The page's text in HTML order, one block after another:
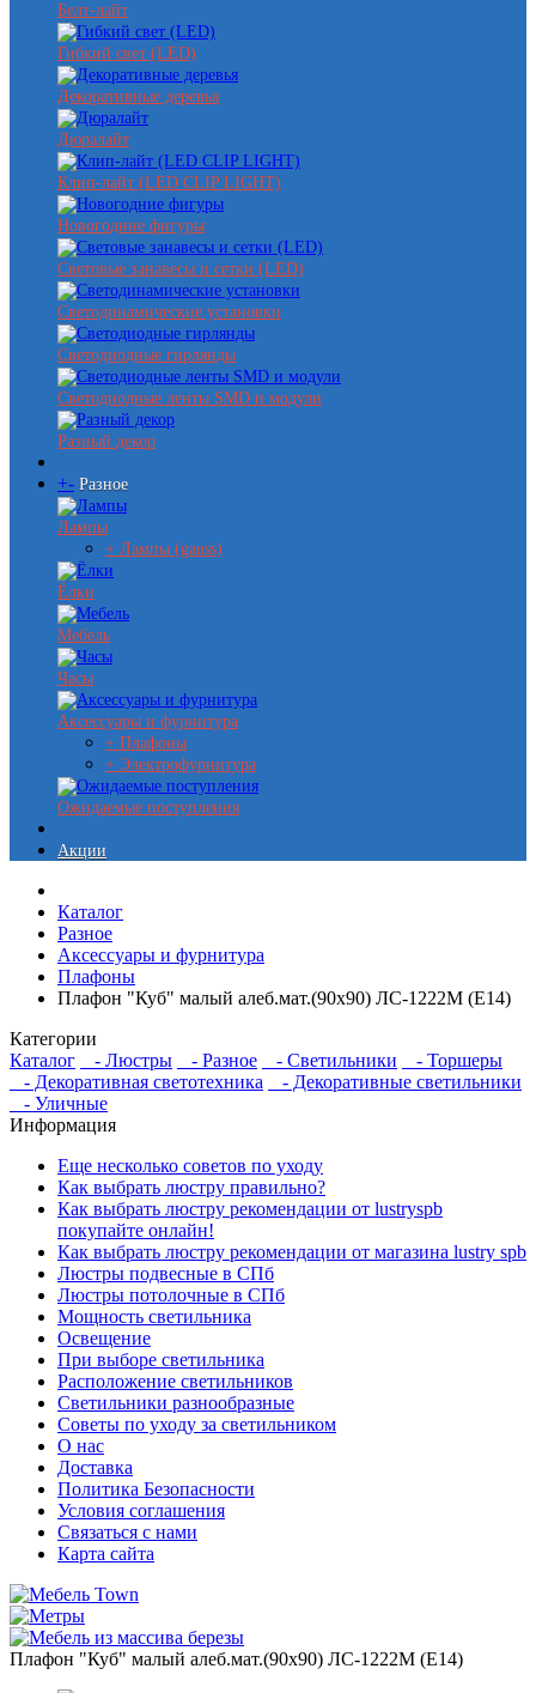
Белт-лайт
Гибкий свет (LED)
Декоративные деревья
Дюралайт
Клип-лайт (LED CLIP LIGHT)
Новогодние фигуры
Световые занавесы и сетки (LED)
Светодинамические установки
Светодиодные гирлянды
Светодиодные ленты SMD и модули
Разный декор
+- Разное
Лампы
+ Лампы (gauss)
Ёлки
Мебель
Часы
Аксессуары и фурнитура
+ Плафоны
+ Электрофурнитура
Ожидаемые поступления
Акции
Каталог
Разное
Аксессуары и фурнитура
Плафоны
Плафон "Куб" малый алеб.мат.(90х90) ЛС-1222М (Е14)
Категории
Каталог
- Люстры - Разное - Светильники
- Торшеры
- Декоративная светотехника
- Декоративные светильники
- Уличные
Информация
Еще несколько советов по уходу
Как выбрать люстру правильно?
Как выбрать люстру рекомендации от lustryspb
покупайте онлайн!
Как выбрать люстру рекомендации от магазина lustry spb
Люстры подвесные в СПб
Люстры потолочные в СПб
Мощность светильника
Освещение
При выборе светильника
Расположение светильников
Светильники разнообразные
Советы по уходу за светильником
О нас
Доставка
Политика Безопасности
Условия соглашения
Связаться с нами
Карта сайта
Плафон "Куб" малый алеб.мат.(90х90) ЛС-1222М (Е14)